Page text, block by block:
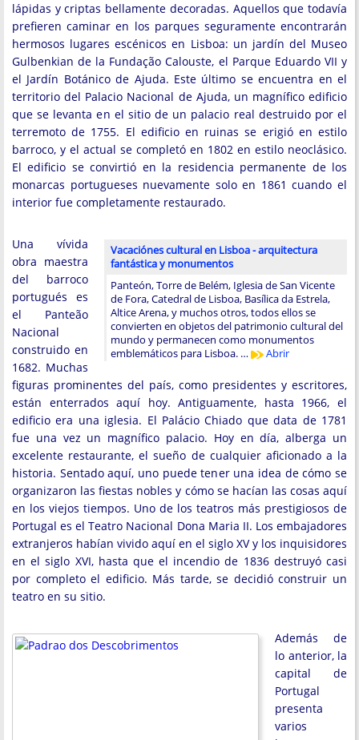
lápidas y criptas bellamente decoradas. Aquellos que todavía
prefieren caminar en los parques seguramente encontrarán
hermosos lugares escénicos en Lisboa: un jardín del Museo
Gulbenkian de la Fundação Calouste, el Parque Eduardo VII y
el Jardín Botánico de Ajuda. Este último se encuentra en el
territorio del Palacio Nacional de Ajuda, un magnífico edificio
que se levanta en el sitio de un palacio real destruido por el
terremoto de 1755. El edificio en ruinas se erigió en estilo
barroco, y el actual se completó en 1802 en estilo neoclásico.
El edificio se convirtió en la residencia permanente de los
monarcas portugueses nuevamente solo en 1861 cuando el
interior fue completamente restaurado.
Vacaciónes cultural en Lisboa - arquitectura
fantástica y monumentos
Panteón, Torre de Belém, Iglesia de San Vicente
de Fora, Catedral de Lisboa, Basílica da Estrela,
Altice Arena, y muchos otros, todos ellos se
convierten en objetos del patrimonio cultural del
mundo y permanecen como monumentos
emblemáticos para Lisboa. …
Abrir
Una vívida
obra maestra
del barroco
portugués es
el Panteão
Nacional
construido en
1682. Muchas
figuras prominentes del país, como presidentes y escritores,
están enterrados aquí hoy. Antiguamente, hasta 1966, el
edificio era una iglesia. El Palácio Chiado que data de 1781
fue una vez un magnífico palacio. Hoy en día, alberga un
excelente restaurante, el sueño de cualquier aficionado a la
historia. Sentado aquí, uno puede tener una idea de cómo se
organizaron las fiestas nobles y cómo se hacían las cosas aquí
en los viejos tiempos. Uno de los teatros más prestigiosos de
Portugal es el Teatro Nacional Dona Maria II. Los embajadores
extranjeros habían vivido aquí en el siglo XV y los inquisidores
en el siglo XVI, hasta que el incendio de 1836 destruyó casi
por completo el edificio. Más tarde, se decidió construir un
teatro en su sitio.
Además de
lo anterior, la
capital de
Portugal
presenta
varios